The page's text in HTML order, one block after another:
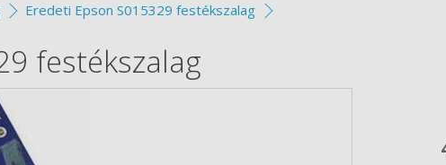
Eredeti Epson S015329 festékszalag
festékszalag